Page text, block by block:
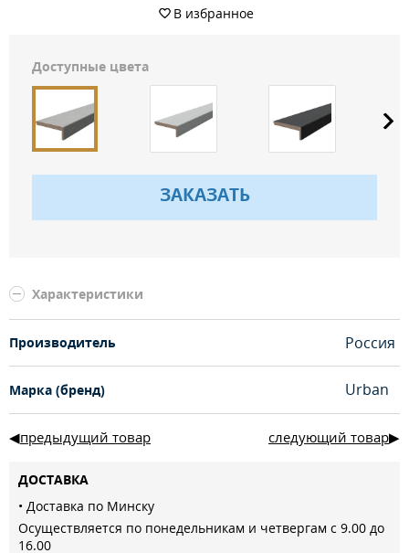
В избранное
Доступные цвета
ЗАКАЗАТЬ
Характеристики
Производитель Россия
Марка (бренд) Urban
предыдущий товар следующий товар
ДОСТАВКА
• Доставка по Минску
Осуществляется по понедельникам и четвергам с 9.00 до
16.00